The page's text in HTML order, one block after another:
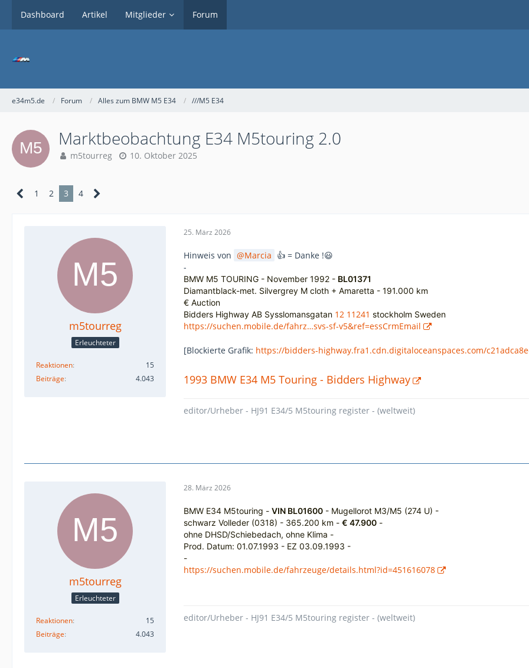
Dashboard Artikel Mitglieder Forum
e34m5.de Forum Alles zum BMW M5 E34 ///M5 E34
Marktbeobachtung E34 M5touring 2.0
m5tourreg 10. Oktober 2025
1 2 3 4
m5tourreg
Erleuchteter
Reaktionen
15
Beiträge
4.043
25. März 2026
Hinweis von Marcia 👍 = Danke !😃
-
BMW M5 TOURING - November 1992 - BL01371
Diamantblack-met. Silvergrey M cloth + Amaretta - 191.000 km
€ Auction
Bidders Highway AB Sysslomansgatan 12 11241 stockholm Sweden
https://suchen.mobile.de/fahrz…svs-sf-v5&ref=essCrmEmail
[Blockierte Grafik: https://bidders-highway.fra1.cdn.digitaloceanspaces.com/
1993 BMW E34 M5 Touring - Bidders Highway
editor/Urheber - HJ91 E34/5 M5touring register - (weltweit)
m5tourreg
Erleuchteter
Reaktionen
15
Beiträge
4.043
28. März 2026
BMW E34 M5touring - VIN BL01600 - Mugellorot M3/M5 (274 U) -
schwarz Volleder (0318) - 365.200 km - € 47.900 -
ohne DHSD/Schiebedach, ohne Klima -
Prod. Datum: 01.07.1993 - EZ 03.09.1993 -
-
https://suchen.mobile.de/fahrzeuge/details.html?id=451616078
editor/Urheber - HJ91 E34/5 M5touring register - (weltweit)